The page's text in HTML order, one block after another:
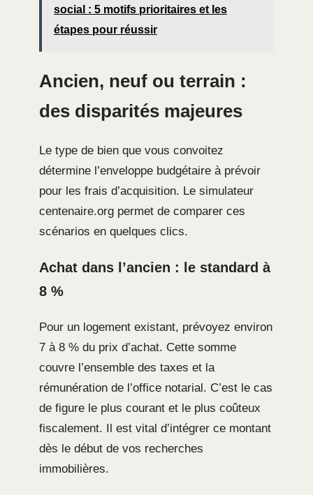
social : 5 motifs prioritaires et les
étapes pour réussir
Ancien, neuf ou terrain :
des disparités majeures
Le type de bien que vous convoitez
détermine l’enveloppe budgétaire à prévoir
pour les frais d’acquisition. Le simulateur
centenaire.org permet de comparer ces
scénarios en quelques clics.
Achat dans l’ancien : le standard à
8 %
Pour un logement existant, prévoyez environ
7 à 8 % du prix d’achat. Cette somme
couvre l’ensemble des taxes et la
rémunération de l’office notarial. C’est le cas
de figure le plus courant et le plus coûteux
fiscalement. Il est vital d’intégrer ce montant
dès le début de vos recherches
immobilières.